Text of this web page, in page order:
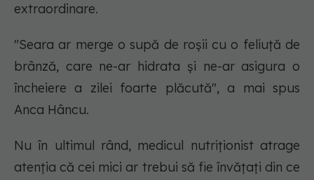
extraordinare.
"Seara ar merge o supă de roșii cu o feliuță de
brânză, care ne-ar hidrata și ne-ar asigura o
încheiere a zilei foarte plăcută", a mai spus
Anca Hâncu.
Nu în ultimul rând, medicul nutriționist atrage
atenția că cei mici ar trebui să fie învățați din ce